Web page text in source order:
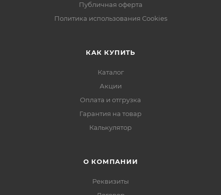
Публичная оферта
Политика использования Cookies
КАК КУПИТЬ
Каталог
Акции
Оплата и отгрузка
Гарантия на товар
Калькулятор
О КОМПАНИИ
Реквизиты